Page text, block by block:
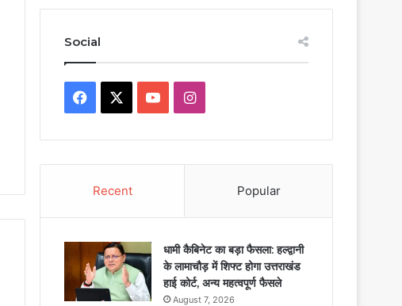
Social
Facebook YouTubeInstagram
Recent Popular
धामी कैबिनेट का बड़ा फैसला: हल्द्वानी
के लामाचौड़ में शिफ्ट होगा उत्तराखंड
हाई कोर्ट, अन्य महत्वपूर्ण फैसले
August 7, 2026